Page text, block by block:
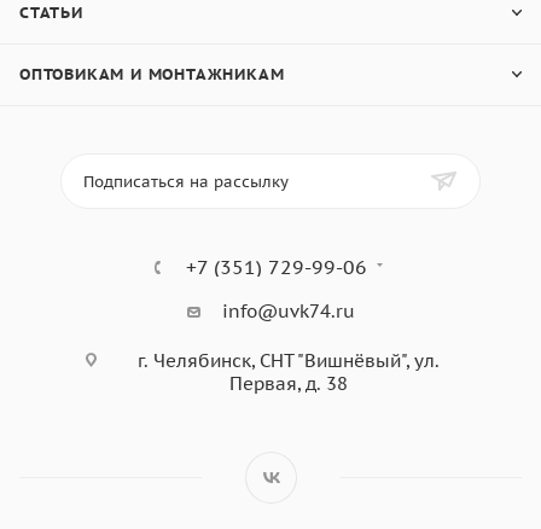
СТАТЬИ
ОПТОВИКАМ И МОНТАЖНИКАМ
Подписаться на рассылку
+7 (351) 729-99-06
info@uvk74.ru
г. Челябинск, СНТ "Вишнёвый", ул.
Первая, д. 38